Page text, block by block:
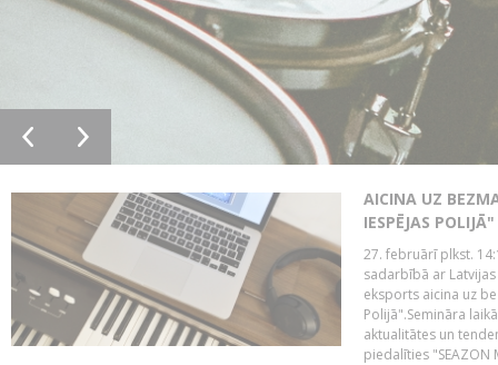
AICINA UZ
IESPĒJAS POLIJĀ"
27. februārī plkst.
sadarbībā ar
eksports aicina uz
Polijā".Semināra
aktualitātes un
piedalīties "SEAZON